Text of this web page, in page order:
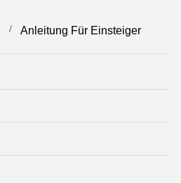
Anleitung Für Einsteiger